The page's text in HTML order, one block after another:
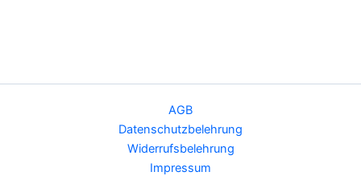
AGB
Datenschutzbelehrung
Widerrufsbelehrung
Impressum